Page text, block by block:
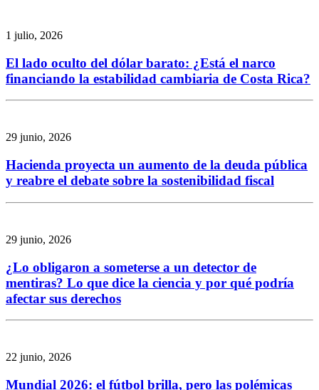
1 julio, 2026
El lado oculto del dólar barato: ¿Está el narco
financiando la estabilidad cambiaria de Costa Rica?
29 junio, 2026
Hacienda proyecta un aumento de la deuda pública
y reabre el debate sobre la sostenibilidad fiscal
29 junio, 2026
¿Lo obligaron a someterse a un detector de
mentiras? Lo que dice la ciencia y por qué podría
afectar sus derechos
22 junio, 2026
Mundial 2026: el fútbol brilla, pero las polémicas